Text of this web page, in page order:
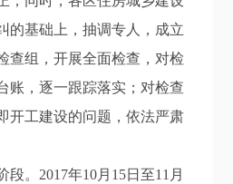
的基础上，抽调专人，成立
查组，开展全面检查，对检
账，逐一跟踪落实；对检查
开工建设的问题，依法严肃
2017年10月15日至11月